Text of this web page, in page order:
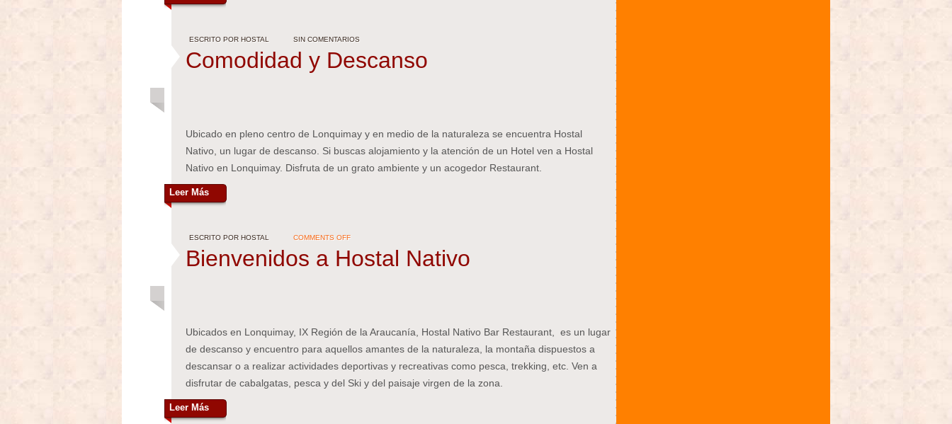
ESCRITO POR HOSTAL SIN COMENTARIOS
Comodidad y Descanso
Ubicado en pleno centro de Lonquimay y en medio de la naturaleza se encuentra Hostal
Nativo, un lugar de descanso. Si buscas alojamiento y la atención de un Hotel ven a Hostal
Nativo en Lonquimay. Disfruta de un grato ambiente y un acogedor Restaurant.
Leer Más
ESCRITO POR HOSTAL COMMENTS OFFON
HOSTAL
NATIVO
Bienvenidos a Hostal Nativo
Ubicados en Lonquimay, IX Región de la Araucanía, Hostal Nativo Bar Restaurant, es un lugar
de descanso y encuentro para aquellos amantes de la naturaleza, la montaña dispuestos a
descansar o a realizar actividades deportivas y recreativas como pesca, trekking, etc. Ven a
disfrutar de cabalgatas, pesca y del Ski y del paisaje virgen de la zona.
Leer Más